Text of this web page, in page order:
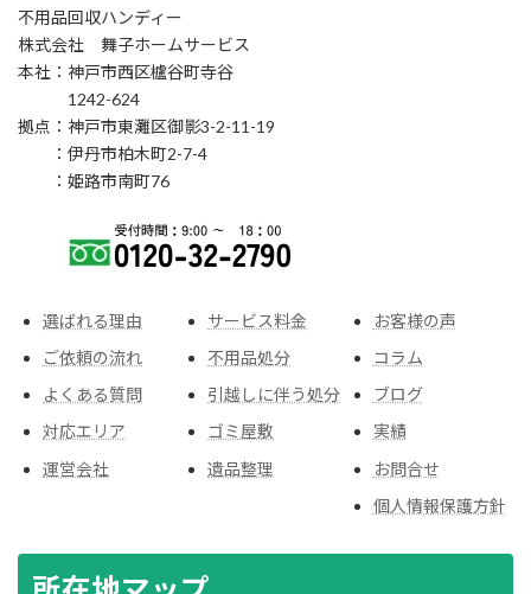
不用品回収ハンディー
株式会社 舞子ホームサービス
本社：神戸市西区櫨谷町寺谷
1242-624
拠点：神戸市東灘区御影3-2-11-19
：伊丹市柏木町2-7-4
：姫路市南町76
選ばれる理由
ご依頼の流れ
よくある質問
対応エリア
運営会社
サービス料金
不用品処分
引越しに伴う処分
ゴミ屋敷
遺品整理
お客様の声
コラム
ブログ
実績
お問合せ
個人情報保護方針